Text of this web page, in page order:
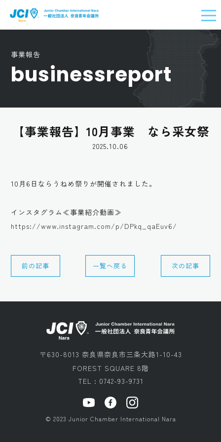
事業報告
businessreport
【事業報告】10月事業 なら采女祭
2025.10.06
10月6日ならうねめ祭りが開催されました。
インスタグラム≪事業紹介動画≫
https://www.instagram.com/p/DPkq_qaEuv6/
前の記事 一覧へ戻る 次の記事
〒630-8013 奈良県奈良市三条大路1-10-43
FOREST SQUARE 8階
TEL : 0742-93-9731
© 2023 Junior Chamber International Nara